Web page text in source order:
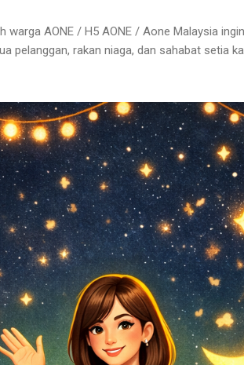
warga AONE / H5 AONE / Aone Malaysia
pelanggan, rakan niaga, dan sahabat setia